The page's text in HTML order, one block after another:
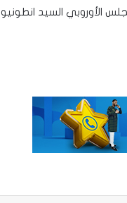
الأوروبي السيد انطونيو
مشترك لتنظيم بيع ونقل
عموم التراب الوطني
مطرية على مناطق متفرقة